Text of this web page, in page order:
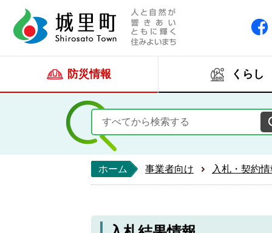
防災情報 くらし
ホーム 事業者向け 入札・契約